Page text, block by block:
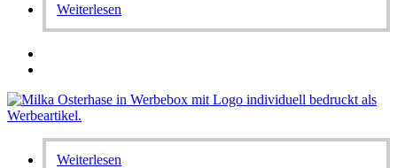
Weiterlesen
Weiterlesen